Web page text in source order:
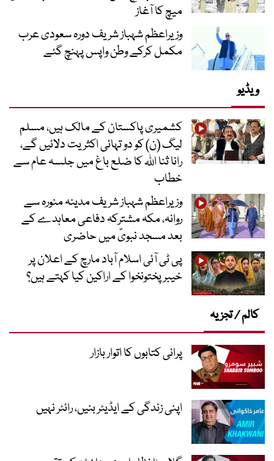
میچ کا آغاز
وزیراعظم شہباز شریف دورہ سعودی عرب
مکمل کرکے وطن واپس پہنچ گئے
ویڈیو
کشمیری پاکستان کے مالک ہیں، مسلم
لیگ (ن) کو دو تہائی اکثریت دلائیں گے،
رانا ثنا اللہ کا ضلع باغ میں جلسہ عام سے
خطاب
وزیراعظم شہباز شریف مدینہ منورہ سے
روانہ، مکہ مشترکہ دفاعی معاہدے کے
بعد مسجد نبویؐ میں حاضری
پی ٹی آئی اسلام آباد مارچ کے اعلان پر
خیبر پختونخوا کے اراکین کیا کہتے ہیں؟
کالم / تجزیہ
پرانی کتابوں کا اتوار بازار
اپنی زندگی کے ایڈیٹر بنیں، رائٹر نہیں